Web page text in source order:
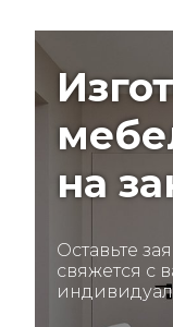
на
Оставьте
свяжется с